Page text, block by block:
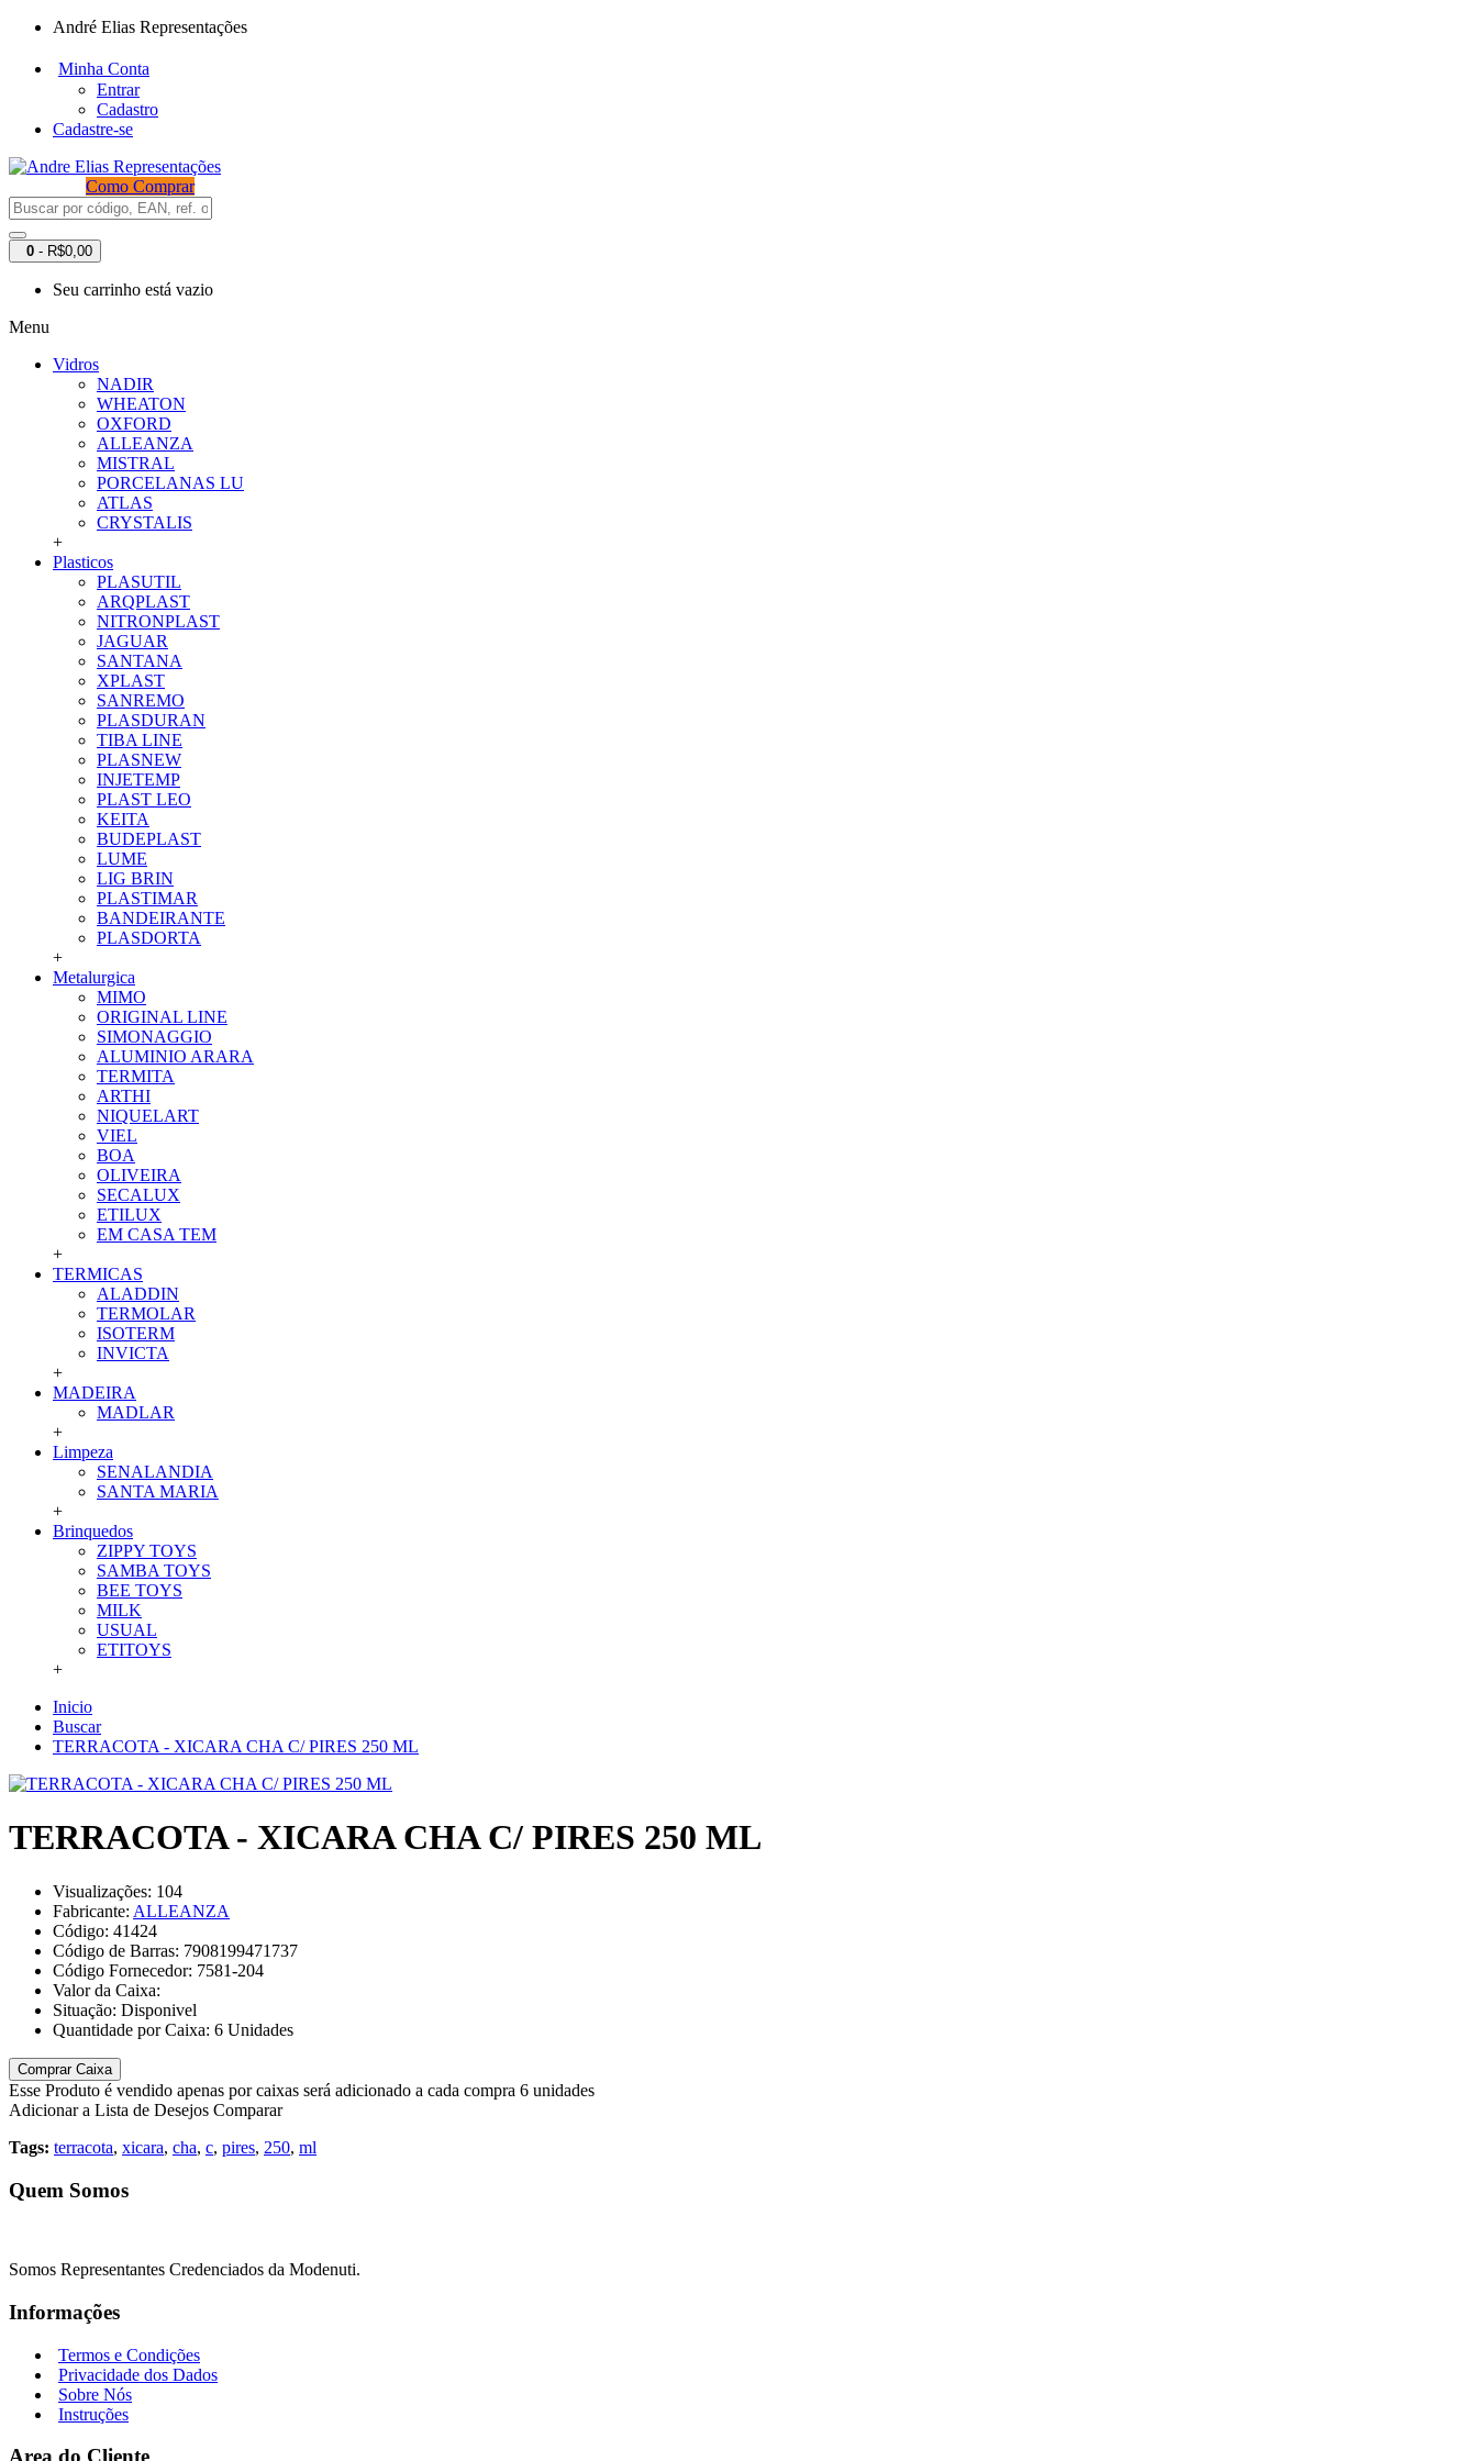
André Elias Representações
Minha Conta
Entrar
Cadastro
Cadastre-se
Como Comprar
0 - R$0,00
Seu carrinho está vazio
Menu
Vidros
NADIR
WHEATON
OXFORD
ALLEANZA
MISTRAL
PORCELANAS LU
ATLAS
CRYSTALIS
+
Plasticos
PLASUTIL
ARQPLAST
NITRONPLAST
JAGUAR
SANTANA
XPLAST
SANREMO
PLASDURAN
TIBA LINE
PLASNEW
INJETEMP
PLAST LEO
KEITA
BUDEPLAST
LUME
LIG BRIN
PLASTIMAR
BANDEIRANTE
PLASDORTA
+
Metalurgica
MIMO
ORIGINAL LINE
SIMONAGGIO
ALUMINIO ARARA
TERMITA
ARTHI
NIQUELART
VIEL
BOA
OLIVEIRA
SECALUX
ETILUX
EM CASA TEM
+
TERMICAS
ALADDIN
TERMOLAR
ISOTERM
INVICTA
+
MADEIRA
MADLAR
+
Limpeza
SENALANDIA
SANTA MARIA
+
Brinquedos
ZIPPY TOYS
SAMBA TOYS
BEE TOYS
MILK
USUAL
ETITOYS
+
Inicio
Buscar
TERRACOTA - XICARA CHA C/ PIRES 250 ML
TERRACOTA - XICARA CHA C/ PIRES 250 ML
Visualizações: 104
Fabricante: ALLEANZA
Código: 41424
Código de Barras: 7908199471737
Código Fornecedor: 7581-204
Valor da Caixa:
Situação: Disponivel
Quantidade por Caixa: 6 Unidades
Comprar Caixa
Esse Produto é vendido apenas por caixas será adicionado a cada compra 6 unidades
Adicionar a Lista de Desejos Comparar
Tags: terracota, xicara, cha, c, pires, 250, ml
Quem Somos
Somos Representantes Credenciados da Modenuti.
Informações
Termos e Condições
Privacidade dos Dados
Sobre Nós
Instruções